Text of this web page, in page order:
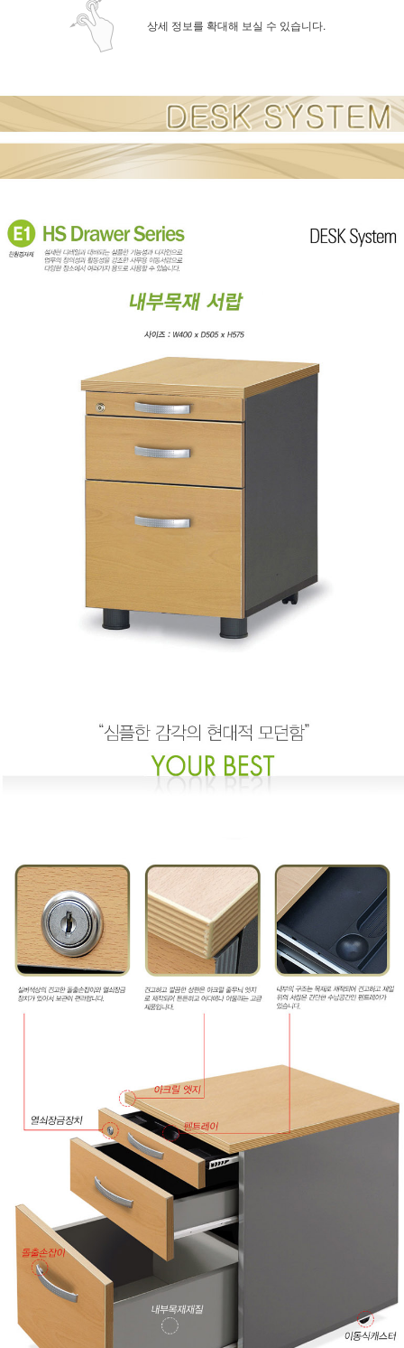
상세 정보를 확대해 보실 수 있습니다.